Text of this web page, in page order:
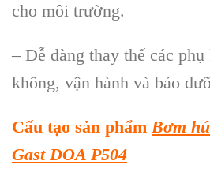
cho môi trường.
– Dễ dàng thay thế các
không, vận hành và bảo
Cấu tạo sản phẩm Bơm h
Gast DOA P504